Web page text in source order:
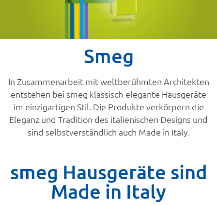
Smeg
In Zusammenarbeit mit weltberühmten Architekten
entstehen bei smeg klassisch-elegante Hausgeräte
im einzigartigen Stil. Die Produkte verkörpern die
Eleganz und Tradition des italienischen Designs und
sind selbstverständlich auch Made in Italy.
smeg Hausgeräte sind
Made in Italy